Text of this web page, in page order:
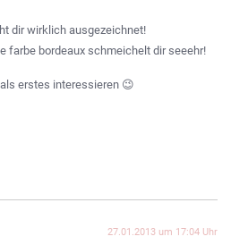
dir wirklich ausgezeichnet!
farbe bordeaux schmeichelt dir seeehr!
erstes interessieren 😉
27.01.2013 um 17:04 Uhr